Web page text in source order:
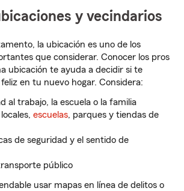
y vecindarios
la ubicación es uno de los
que considerar. Conocer los pros
ubicación te ayuda a decidir si te
en tu nuevo hogar. Considera:
al trabajo, la escuela o la familia
escuelas, parques y tiendas de
de seguridad y el sentido de
público
usar mapas en línea de delitos o